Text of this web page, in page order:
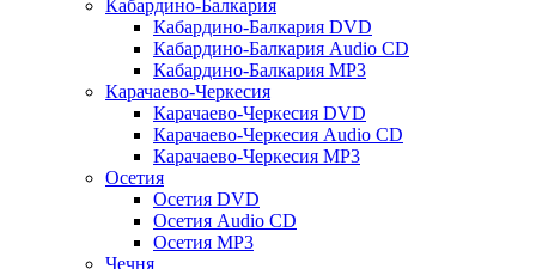
Кабардино-Балкария
Кабардино-Балкария DVD
Кабардино-Балкария Audio CD
Кабардино-Балкария MP3
Карачаево-Черкесия
Карачаево-Черкесия DVD
Карачаево-Черкесия Audio CD
Карачаево-Черкесия MP3
Осетия
Осетия DVD
Осетия Audio CD
Осетия MP3
Чечня